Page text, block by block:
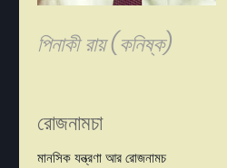
পিনাকী রায় (কনিষ্ক)
রোজনামচা
মানসিক যন্ত্রণা আর রোজনামচ